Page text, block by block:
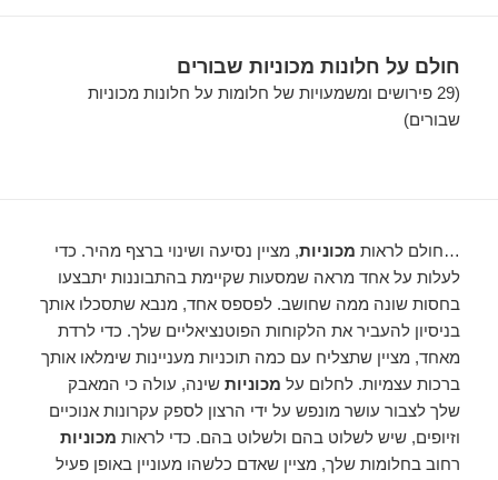
חולם על חלונות מכוניות שבורים
(29 פירושים ומשמעויות של חלומות על חלונות מכוניות
שבורים)
…חולם לראות מכוניות, מציין נסיעה ושינוי ברצף מהיר. כדי
לעלות על אחד מראה שמסעות שקיימת בהתבוננות יתבצעו
בחסות שונה ממה שחושב. לפספס אחד, מנבא שתסכלו אותך
בניסיון להעביר את הלקוחות הפוטנציאליים שלך. כדי לרדת
מאחד, מציין שתצליח עם כמה תוכניות מעניינות שימלאו אותך
ברכות עצמיות. לחלום על מכוניות שינה, עולה כי המאבק
שלך לצבור עושר מונפש על ידי הרצון לספק עקרונות אנוכיים
וזיופים, שיש לשלוט בהם ולשלוט בהם. כדי לראות מכוניות
רחוב בחלומות שלך, מציין שאדם כלשהו מעוניין באופן פעיל